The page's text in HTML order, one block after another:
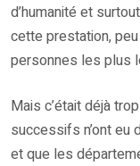
d’humanité et
cette prestation,
personnes les plus
Mais c’était déjà
successifs n’ont
et que les